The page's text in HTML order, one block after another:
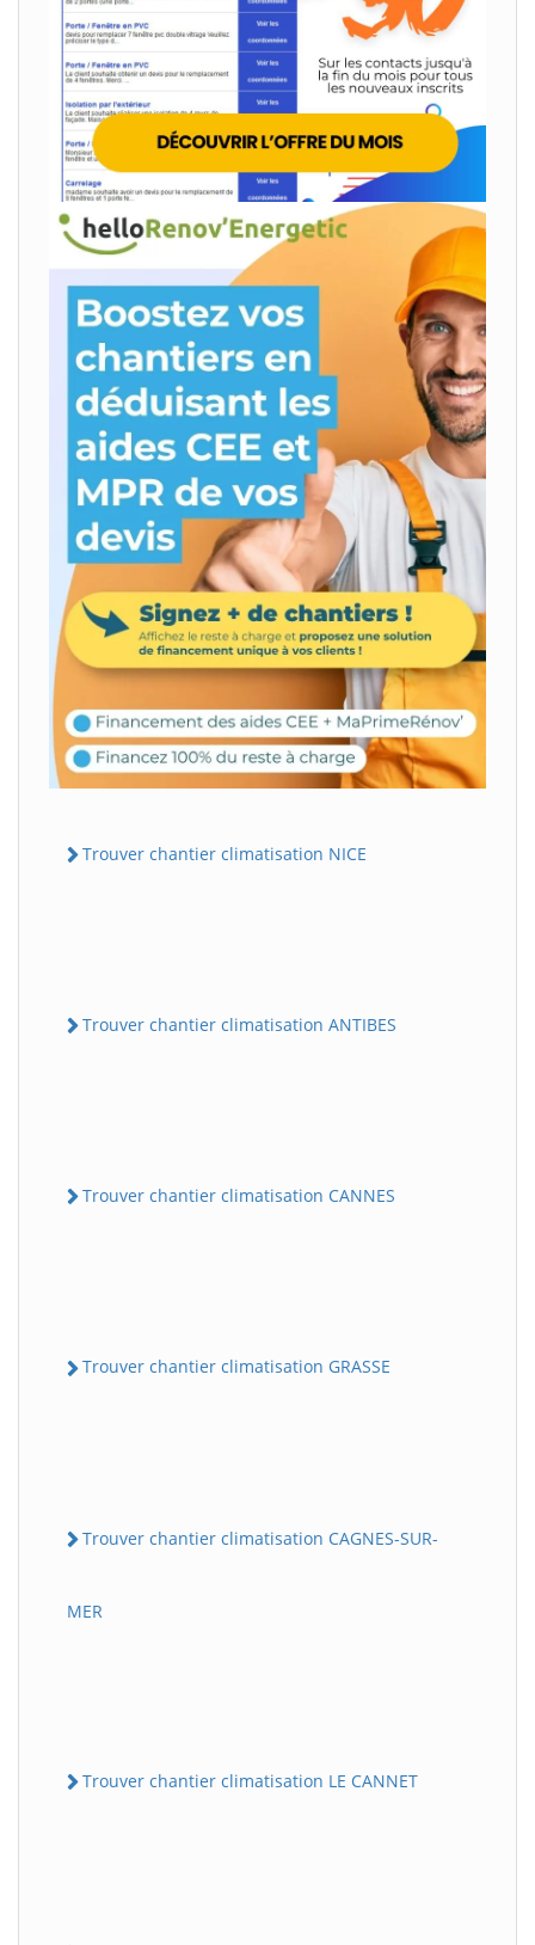
Trouver chantier climatisation NICE
Trouver chantier climatisation ANTIBES
Trouver chantier climatisation CANNES
Trouver chantier climatisation GRASSE
Trouver chantier climatisation CAGNES-SUR-
MER
Trouver chantier climatisation LE CANNET